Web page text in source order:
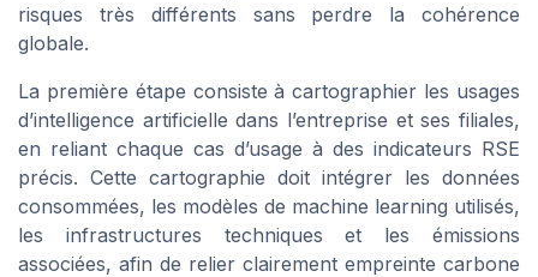
risques très différents sans perdre la cohérence
globale.
La première étape consiste à cartographier les usages
d’intelligence artificielle dans l’entreprise et ses filiales,
en reliant chaque cas d’usage à des indicateurs RSE
précis. Cette cartographie doit intégrer les données
consommées, les modèles de machine learning utilisés,
les infrastructures techniques et les émissions
associées, afin de relier clairement empreinte carbone